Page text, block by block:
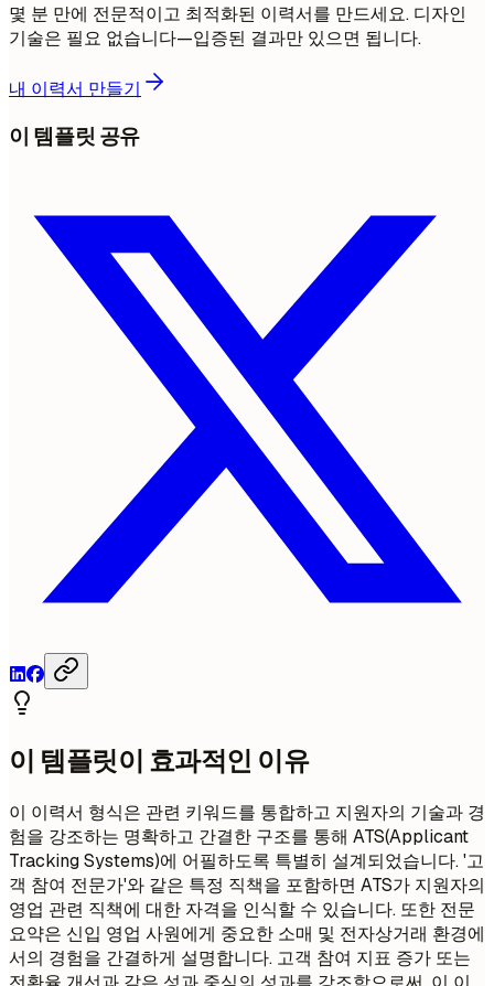
몇 분 만에 전문적이고 최적화된 이력서를 만드세요. 디자인
기술은 필요 없습니다—입증된 결과만 있으면 됩니다.
내 이력서 만들기
이 템플릿 공유
이 템플릿이 효과적인 이유
이 이력서 형식은 관련 키워드를 통합하고 지원자의 기술과 경
험을 강조하는 명확하고 간결한 구조를 통해 ATS(Applicant
Tracking Systems)에 어필하도록 특별히 설계되었습니다. '고
객 참여 전문가'와 같은 특정 직책을 포함하면 ATS가 지원자의
영업 관련 직책에 대한 자격을 인식할 수 있습니다. 또한 전문
요약은 신입 영업 사원에게 중요한 소매 및 전자상거래 환경에
서의 경험을 간결하게 설명합니다. 고객 참여 지표 증가 또는